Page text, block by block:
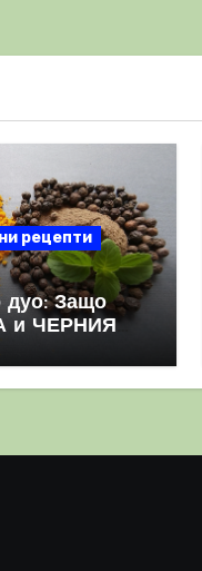
рецепти
дуо: Защо
и ЧЕРНИЯ